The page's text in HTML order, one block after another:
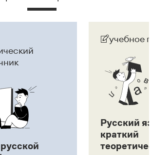
учебное
Русский
краткий